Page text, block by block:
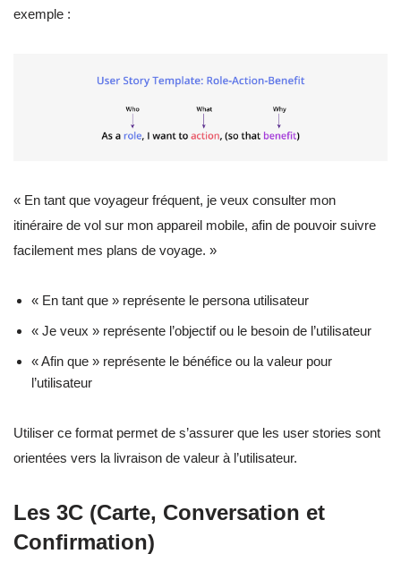
exemple :
« En tant que voyageur fréquent, je veux consulter mon
itinéraire de vol sur mon appareil mobile, afin de pouvoir suivre
facilement mes plans de voyage. »
« En tant que » représente le persona utilisateur
« Je veux » représente l’objectif ou le besoin de l’utilisateur
« Afin que » représente le bénéfice ou la valeur pour
l’utilisateur
Utiliser ce format permet de s’assurer que les user stories sont
orientées vers la livraison de valeur à l’utilisateur.
Les 3C (Carte, Conversation et
Confirmation)